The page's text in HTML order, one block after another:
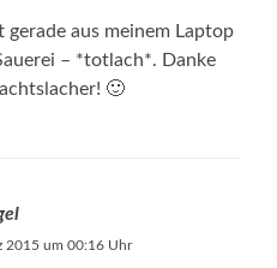
gerade aus meinem Laptop
– *totlach*. Danke
🙂
2015 um 00:16 Uhr